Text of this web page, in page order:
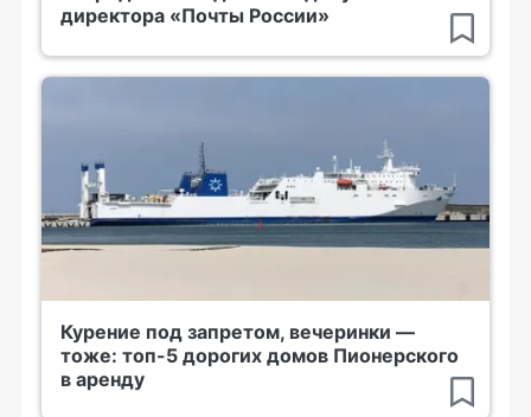
директора «Почты России»
Курение под запретом, вечеринки —
тоже: топ-5 дорогих домов Пионерского
в аренду